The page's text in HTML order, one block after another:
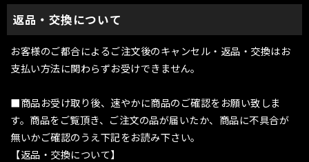
返品・交換について
お客様のご都合によるご注文後のキャンセル・返品・交換はお
支払い方法に関わらずお受けできません。
■商品お受け取り後、速やかに商品のご確認をお願い致しま
す。商品をご覧頂き、ご注文の品が届いたか、商品に不具合が
無いかご確認のうえ下記をお読み下さい。
【返品・交換について】